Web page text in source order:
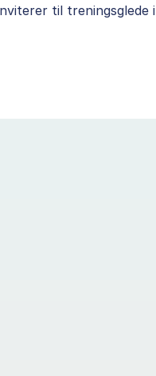
til treningsglede i